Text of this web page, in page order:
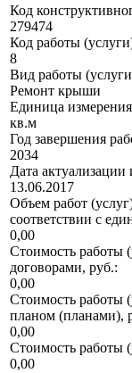
Код
279474
Код работы
8
Вид работы
Ремонт крыши
Единица
кв.м
Год завершения
2034
Дата
13.06.2017
Объем работ
соответствии с
0,00
Стоимость работы
договорами, руб.:
0,00
Стоимость работы
планом (планами),
0,00
Стоимость работы
0,00